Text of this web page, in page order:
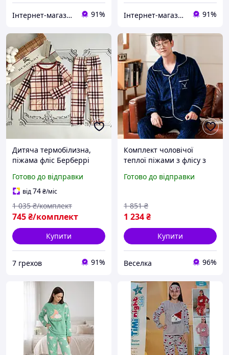
Інтернет-магазин Allegoriya 91% Інтернет-магазин Allegoriya 91%
Дитяча термобілизна,
піжама фліс Берберрі
Готово до відправки
від74₴/міс
745₴/комплект
1 035 ₴/комплект
Купити
7 грехов 91%
Комплект чоловічої
теплої піжами з флісу з
штанами XL для сну та
Готово до відправки
1 234₴
1 851 ₴
Купити
Веселка 96%